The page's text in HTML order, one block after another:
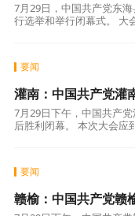
7月29日，中国共产党东
行选举和举行闭幕式。 大
要闻
灌南：中国共产党灌
7月29日下午，中国共产
后胜利闭幕。 本次大会应
要闻
赣榆：中国共产党赣